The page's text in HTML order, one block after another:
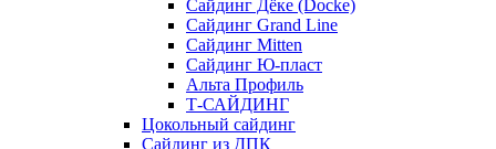
Сайдинг Дёке (Docke)
Сайдинг Grand Line
Сайдинг Mitten
Сайдинг Ю-пласт
Альта Профиль
Т-САЙДИНГ
Цокольный сайдинг
Сайдинг из ДПК